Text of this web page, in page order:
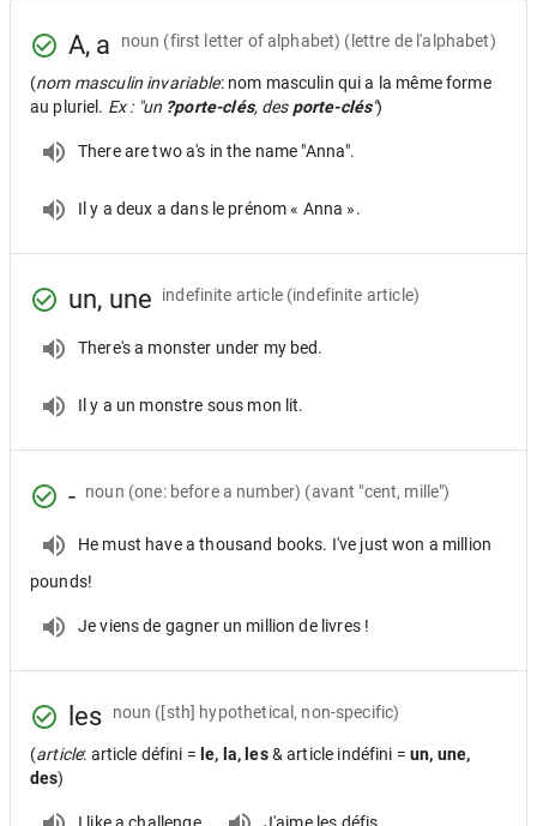
A, a noun (first letter of alphabet) (lettre de l'alphabet)
(nom masculin invariable: nom masculin qui a la même forme
au pluriel. Ex : "un ?porte-clés, des porte-clés")
There are two a's in the name "Anna".
Il y a deux a dans le prénom « Anna ».
un, une indefinite article (indefinite article)
There's a monster under my bed.
Il y a un monstre sous mon lit.
- noun (one: before a number) (avant "cent, mille")
He must have a thousand books. I've just won a million
pounds!
Je viens de gagner un million de livres !
les noun ([sth] hypothetical, non-specific)
(article: article défini = le, la, les& article indéfini =un, une,
des)
I like a challenge. J'aime les défis.